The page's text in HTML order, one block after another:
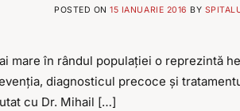
POSTED ON15 IANUARIE 2016 BY
mare în rândul populației o reprezintă
diagnosticul precoce și
cu Dr. Mihail […]